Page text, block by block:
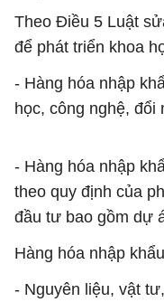
Theo Điều 5 Luật
để phát triển khoa
- Hàng hóa nhập
học, công nghệ, đổi
- Hàng hóa nhập
theo quy định của
đầu tư bao gồm dự
Hàng hóa nhập
- Nguyên liệu, vật